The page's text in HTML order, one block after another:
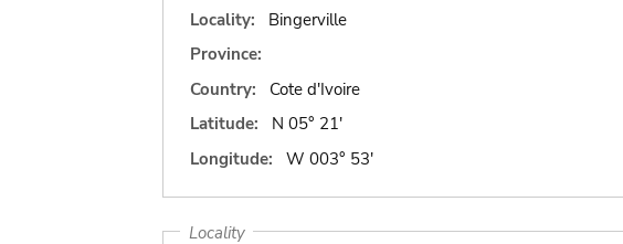
Locality:
Bingerville
Province:
Country:
Cote d'Ivoire
Latitude:
N 05° 21'
Longitude:
W 003° 53'
Locality